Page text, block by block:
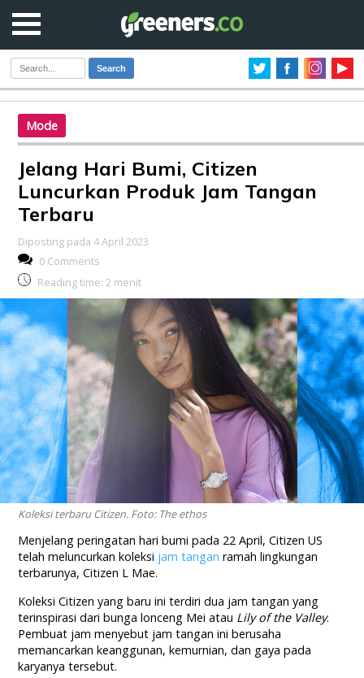
Search
Mode
Jelang Hari Bumi, Citizen
Luncurkan Produk Jam Tangan
Terbaru
Diposting pada 4 April 2023
0 Comments
Reading time: 2 menit
Koleksi terbaru Citizen. Foto: The ethos
Menjelang peringatan hari bumi pada 22 April, Citizen US
telah meluncurkan koleksi jam tangan ramah lingkungan
terbarunya, Citizen L Mae.
Koleksi Citizen yang baru ini terdiri dua jam tangan yang
terinspirasi dari bunga lonceng Mei atau Lily of the Valley.
Pembuat jam menyebut jam tangan ini berusaha
memancarkan keanggunan, kemurnian, dan gaya pada
karyanya tersebut.